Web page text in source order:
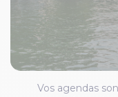
Vos agendas